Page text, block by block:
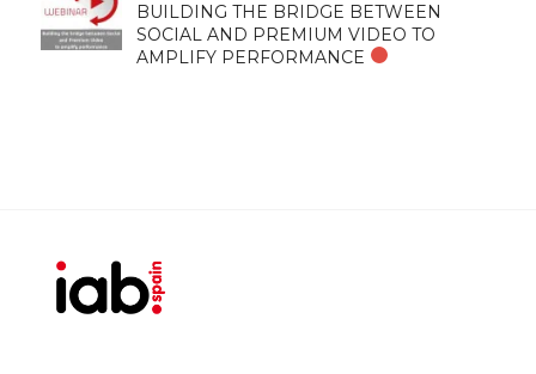
BUILDING THE BRIDGE BETWEEN
SOCIAL AND PREMIUM VIDEO TO
AMPLIFY PERFORMANCE